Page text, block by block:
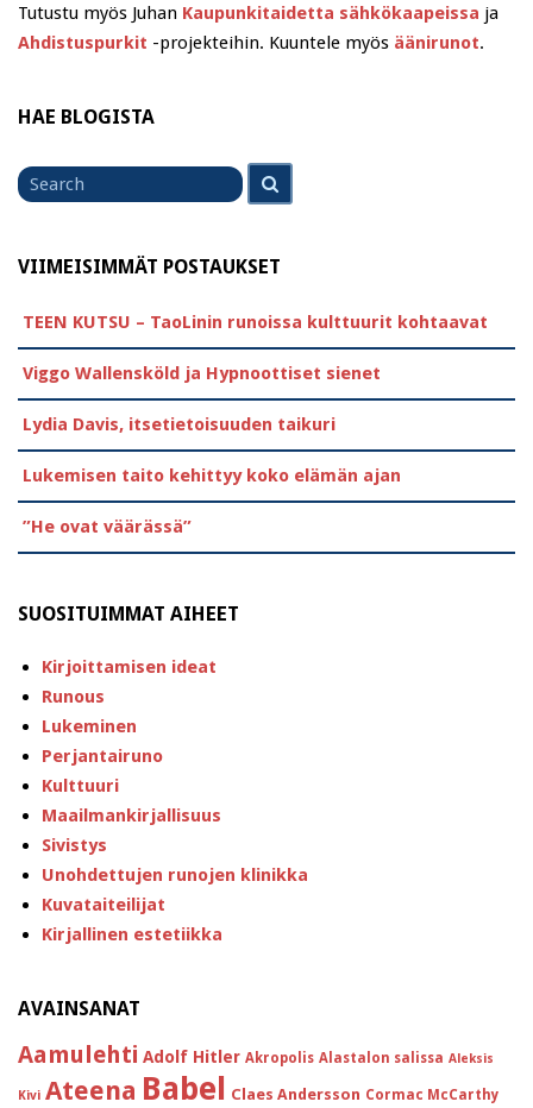
Tutustu myös Juhan Kaupunkitaidetta sähkökaapeissa ja
Ahdistuspurkit -projekteihin. Kuuntele myös äänirunot.
HAE BLOGISTA
Search
for
VIIMEISIMMÄT POSTAUKSET
TEEN KUTSU – TaoLinin runoissa kulttuurit kohtaavat
Viggo Wallensköld ja Hypnoottiset sienet
Lydia Davis, itsetietoisuuden taikuri
Lukemisen taito kehittyy koko elämän ajan
”He ovat väärässä”
SUOSITUIMMAT AIHEET
Kirjoittamisen ideat
Runous
Lukeminen
Perjantairuno
Kulttuuri
Maailmankirjallisuus
Sivistys
Unohdettujen runojen klinikka
Kuvataiteilijat
Kirjallinen estetiikka
AVAINSANAT
Aamulehti Adolf Hitler Akropolis Alastalon salissa Aleksis
Kivi Ateena Babel Claes Andersson Cormac McCarthy